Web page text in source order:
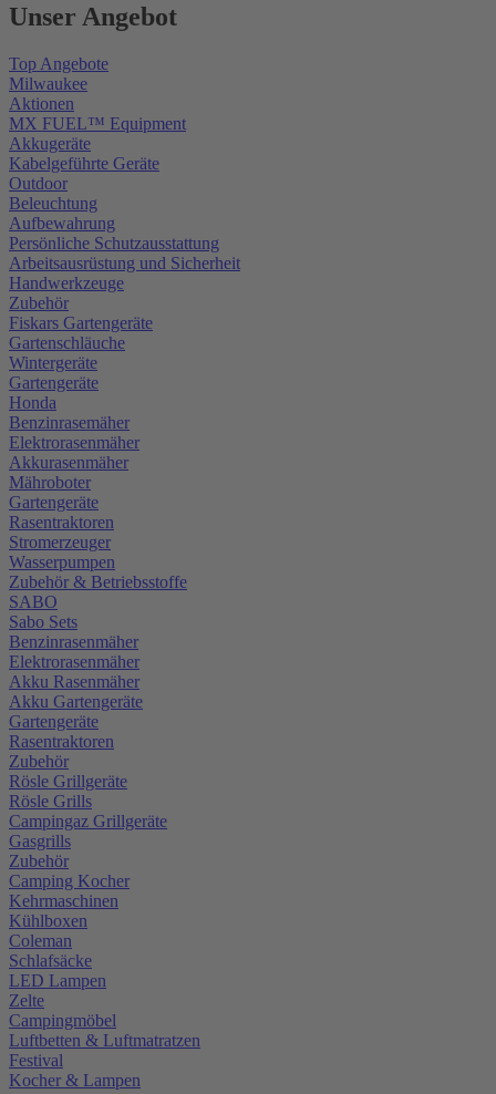
Unser Angebot
Top Angebote
Milwaukee
Aktionen
MX FUEL™ Equipment
Akkugeräte
Kabelgeführte Geräte
Outdoor
Beleuchtung
Aufbewahrung
Persönliche Schutzausstattung
Arbeitsausrüstung und Sicherheit
Handwerkzeuge
Zubehör
Fiskars Gartengeräte
Gartenschläuche
Wintergeräte
Gartengeräte
Honda
Benzinrasemäher
Elektrorasenmäher
Akkurasenmäher
Mähroboter
Gartengeräte
Rasentraktoren
Stromerzeuger
Wasserpumpen
Zubehör & Betriebsstoffe
SABO
Sabo Sets
Benzinrasenmäher
Elektrorasenmäher
Akku Rasenmäher
Akku Gartengeräte
Gartengeräte
Rasentraktoren
Zubehör
Rösle Grillgeräte
Rösle Grills
Campingaz Grillgeräte
Gasgrills
Zubehör
Camping Kocher
Kehrmaschinen
Kühlboxen
Coleman
Schlafsäcke
LED Lampen
Zelte
Campingmöbel
Luftbetten & Luftmatratzen
Festival
Kocher & Lampen